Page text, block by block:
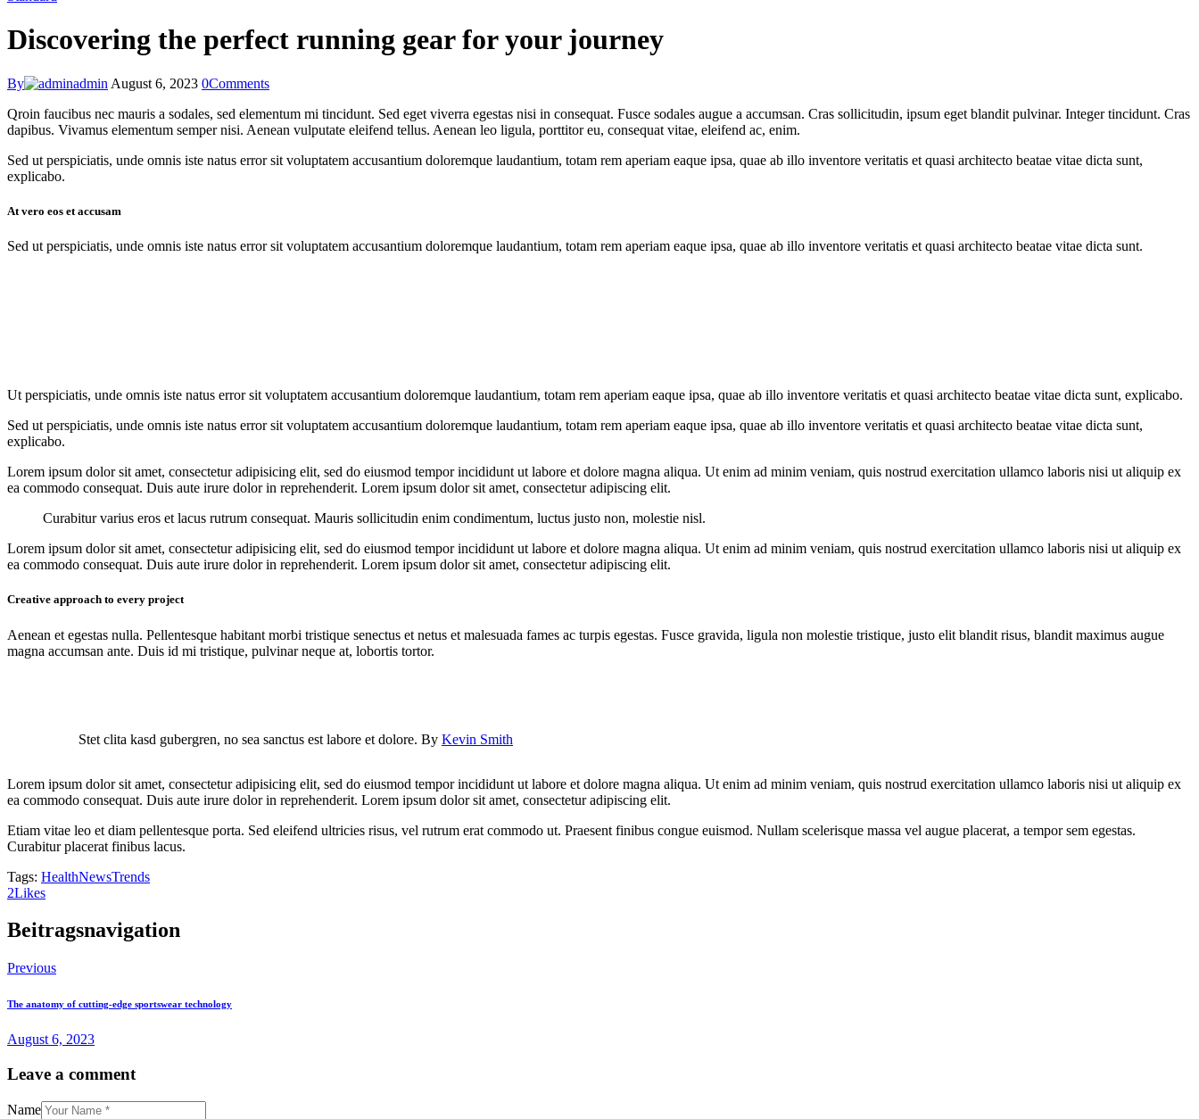
Discovering the perfect running gear for your journey
By admin August 6, 2023 0Comments
Qroin faucibus nec mauris a sodales, sed elementum mi tincidunt. Sed eget viverra egestas nisi in consequat. Fusce sodales augue a accumsan. Cras sollicitudin, ipsum eget blandit pulvinar. Integer tincidunt. Cras
dapibus. Vivamus elementum semper nisi. Aenean vulputate eleifend tellus. Aenean leo ligula, porttitor eu, consequat vitae, eleifend ac, enim.
Sed ut perspiciatis, unde omnis iste natus error sit voluptatem accusantium doloremque laudantium, totam rem aperiam eaque ipsa, quae ab illo inventore veritatis et quasi architecto beatae vitae dicta sunt,
explicabo.
At vero eos et accusam
Sed ut perspiciatis, unde omnis iste natus error sit voluptatem accusantium doloremque laudantium, totam rem aperiam eaque ipsa, quae ab illo inventore veritatis et quasi architecto beatae vitae dicta sunt.
Ut perspiciatis, unde omnis iste natus error sit voluptatem accusantium doloremque laudantium, totam rem aperiam eaque ipsa, quae ab illo inventore veritatis et quasi architecto beatae vitae dicta sunt, explicabo.
Sed ut perspiciatis, unde omnis iste natus error sit voluptatem accusantium doloremque laudantium, totam rem aperiam eaque ipsa, quae ab illo inventore veritatis et quasi architecto beatae vitae dicta sunt,
explicabo.
Lorem ipsum dolor sit amet, consectetur adipisicing elit, sed do eiusmod tempor incididunt ut labore et dolore magna aliqua. Ut enim ad minim veniam, quis nostrud exercitation ullamco laboris nisi ut aliquip ex
ea commodo consequat. Duis aute irure dolor in reprehenderit. Lorem ipsum dolor sit amet, consectetur adipiscing elit.
Curabitur varius eros et lacus rutrum consequat. Mauris sollicitudin enim condimentum, luctus justo non, molestie nisl.
Lorem ipsum dolor sit amet, consectetur adipisicing elit, sed do eiusmod tempor incididunt ut labore et dolore magna aliqua. Ut enim ad minim veniam, quis nostrud exercitation ullamco laboris nisi ut aliquip ex
ea commodo consequat. Duis aute irure dolor in reprehenderit. Lorem ipsum dolor sit amet, consectetur adipiscing elit.
Creative approach to every project
Aenean et egestas nulla. Pellentesque habitant morbi tristique senectus et netus et malesuada fames ac turpis egestas. Fusce gravida, ligula non molestie tristique, justo elit blandit risus, blandit maximus augue
magna accumsan ante. Duis id mi tristique, pulvinar neque at, lobortis tortor.
Stet clita kasd gubergren, no sea sanctus est labore et dolore. By Kevin Smith
Lorem ipsum dolor sit amet, consectetur adipisicing elit, sed do eiusmod tempor incididunt ut labore et dolore magna aliqua. Ut enim ad minim veniam, quis nostrud exercitation ullamco laboris nisi ut aliquip ex
ea commodo consequat. Duis aute irure dolor in reprehenderit. Lorem ipsum dolor sit amet, consectetur adipiscing elit.
Etiam vitae leo et diam pellentesque porta. Sed eleifend ultricies risus, vel rutrum erat commodo ut. Praesent finibus congue euismod. Nullam scelerisque massa vel augue placerat, a tempor sem egestas.
Curabitur placerat finibus lacus.
Tags: HealthNewsTrends
2Likes
Beitragsnavigation
Previous
The anatomy of cutting-edge sportswear technology
August 6, 2023
Leave a comment
Name